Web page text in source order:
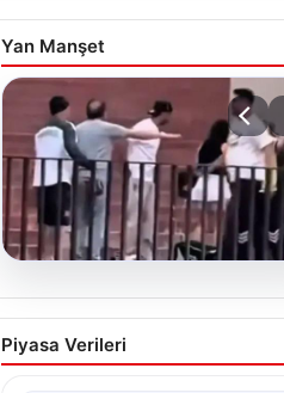
Yan Manşet
05.08.2026
Torreira’ya saldırmıştı! O
kişi için istenen ceza belli
Piyasa Verileri